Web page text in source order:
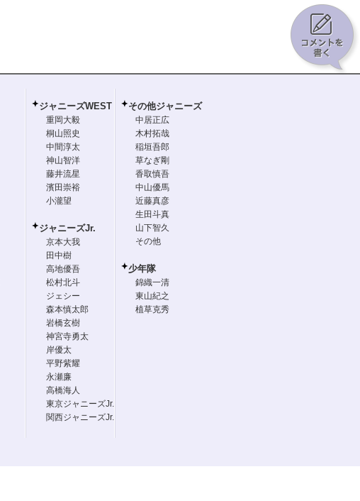
ジャニーズWEST
重岡大毅
桐山照史
中間淳太
神山智洋
藤井流星
濱田崇裕
小瀧望
ジャニーズJr.
京本大我
田中樹
高地優吾
松村北斗
ジェシー
森本慎太郎
岩橋玄樹
神宮寺勇太
岸優太
平野紫耀
永瀬廉
高橋海人
東京ジャニーズJr.
関西ジャニーズJr.
その他ジャニーズ
中居正広
木村拓哉
稲垣吾郎
草なぎ剛
香取慎吾
中山優馬
近藤真彦
生田斗真
山下智久
その他
少年隊
錦織一清
東山紀之
植草克秀